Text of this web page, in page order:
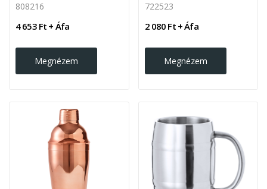
808216
4 653 Ft + Áfa
Megnézem
722523
2 080 Ft + Áfa
Megnézem